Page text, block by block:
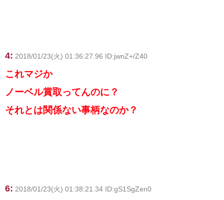
4: 2018/01/23(火) 01:36:27.96 ID:jwnZ+/Z40
これマジか
ノーベル賞取ってんのに？
それとは関係ない事柄なのか？
6: 2018/01/23(火) 01:38:21.34 ID:gS1SgZen0